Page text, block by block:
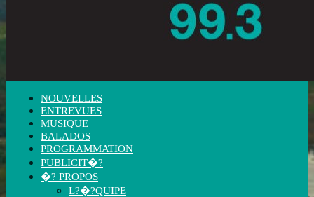
NOUVELLES
ENTREVUES
MUSIQUE
BALADOS
PROGRAMMATION
PUBLICIT�?
�? PROPOS
L?�?QUIPE